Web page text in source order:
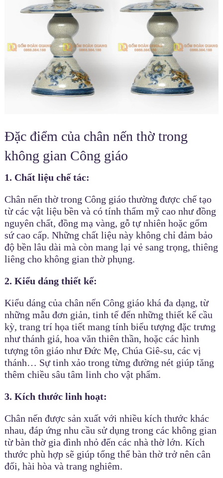
Đặc điểm của chân nến thờ trong
không gian Công giáo
1. Chất liệu chế tác:
Chân nến thờ trong Công giáo thường được chế tạo
từ các vật liệu bền và có tính thẩm mỹ cao như đồng
nguyên chất, đồng mạ vàng, gỗ tự nhiên hoặc gốm
sứ cao cấp. Những chất liệu này không chỉ đảm bảo
độ bền lâu dài mà còn mang lại vẻ sang trọng, thiêng
liêng cho không gian thờ phụng.
2. Kiểu dáng thiết kế:
Kiểu dáng của chân nến Công giáo khá đa dạng, từ
những mẫu đơn giản, tinh tế đến những thiết kế cầu
kỳ, trang trí họa tiết mang tính biểu tượng đặc trưng
như thánh giá, hoa văn thiên thần, hoặc các hình
tượng tôn giáo như Đức Mẹ, Chúa Giê-su, các vị
thánh… Sự tinh xảo trong từng đường nét giúp tăng
thêm chiều sâu tâm linh cho vật phẩm.
3. Kích thước linh hoạt:
Chân nến được sản xuất với nhiều kích thước khác
nhau, đáp ứng nhu cầu sử dụng trong các không gian
từ bàn thờ gia đình nhỏ đến các nhà thờ lớn. Kích
thước phù hợp sẽ giúp tổng thể bàn thờ trở nên cân
đối, hài hòa và trang nghiêm.